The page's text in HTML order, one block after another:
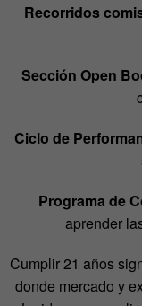
Recorridos
Sección Open
Ciclo de
Programa de
aprender
Cumplir 21 años
donde mercado y